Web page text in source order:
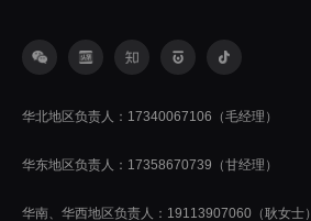
华北地区负责人：17340067106（毛经理）
华东地区负责人：17358670739（甘经理）
华南、华西地区负责人：19113907060（耿女士）